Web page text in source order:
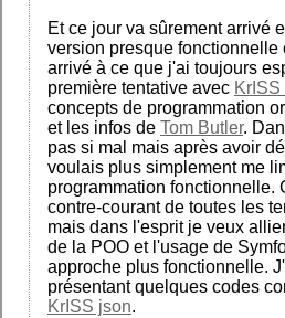
Et ce jour va sûrement arrivé
version presque fonctionnelle
arrivé à ce que j'ai toujours
première tentative avec KrISS
concepts de programmation
et les infos de Tom Butler.
pas si mal mais après avoir
voulais plus simplement me
programmation fonctionnelle.
contre-courant de toutes les
mais dans l'esprit je veux
de la POO et l'usage de
approche plus fonctionnelle.
présentant quelques codes
KrISS json.